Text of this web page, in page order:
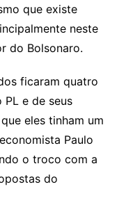
que existe
neste
do Bolsonaro.
ficaram quatro
e de seus
eles tinham um
Paulo
o troco com a
do